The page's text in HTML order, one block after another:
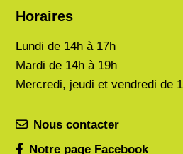
Horaires
Lundi de 14h à 17h
Mardi de 14h à 19h
Mercredi, jeudi et vendredi de
Nous contacter
Notre page Facebook